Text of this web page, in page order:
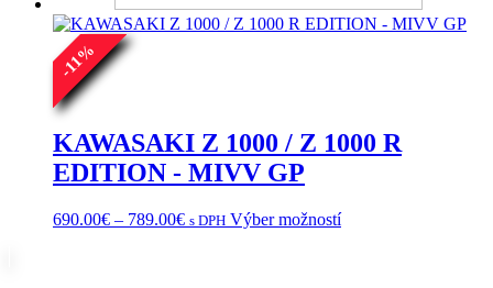
through
649.00€
viacero
variantov.
na
stránke
-
11
%
KAWASAKI Z 1000 / Z 1000 R
EDITION - MIVV GP
690.00€ – 789.00€Price
s DPH Výber možnostíTento